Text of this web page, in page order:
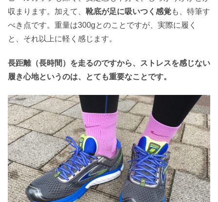
収まります。加えて、 靴底が足に吸いつく感覚も、特筆す
べき点です。重量は300gとのことですが、実際に履く
と、それ以上に軽く感じます。
長距離（長時間）を走るのですから、ストレスを感じない
履き心地というのは、とても重要なことです。